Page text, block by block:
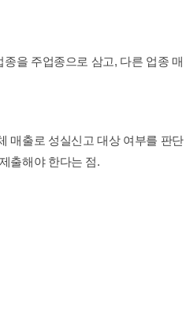
을 주업종으로 삼고, 다른 업종 매
매출로 성실신고 대상 여부를 판단
출해야 한다는 점.